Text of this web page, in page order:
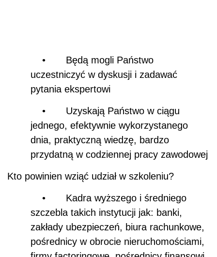
• Będą mogli Państwo
uczestniczyć w dyskusji i zadawać
pytania ekspertowi
• Uzyskają Państwo w ciągu
jednego, efektywnie wykorzystanego
dnia, praktyczną wiedzę, bardzo
przydatną w codziennej pracy zawodowej
Kto powinien wziąć udział w szkoleniu?
• Kadra wyższego i średniego
szczebla takich instytucji jak: banki,
zakłady ubezpieczeń, biura rachunkowe,
pośrednicy w obrocie nieruchomościami,